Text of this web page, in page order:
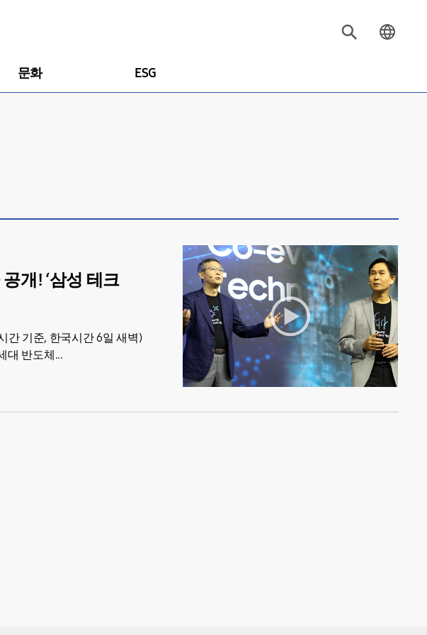
문화 ESG
개! ‘삼성 테크
간 기준, 한국시간 6일 새벽)
대 반도체...